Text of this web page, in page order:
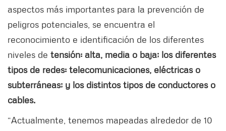
aspectos más importantes para la prevención de
peligros potenciales, se encuentra el
reconocimiento e identificación de los diferentes
niveles de tensión: alta, media o baja; los diferentes
tipos de redes: telecomunicaciones, eléctricas o
subterráneas; y los distintos tipos de conductores o
cables.
“Actualmente, tenemos mapeadas alrededor de 10